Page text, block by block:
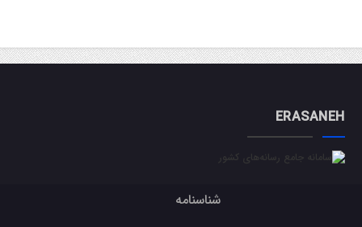
ERASANEH
شناسنامه